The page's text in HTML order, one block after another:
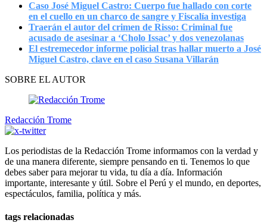
Caso José Miguel Castro: Cuerpo fue hallado con corte
en el cuello en un charco de sangre y Fiscalía investiga
Traerán el autor del crimen de Risso: Criminal fue
acusado de asesinar a ‘Cholo Issac’ y dos venezolanas
El estremecedor informe policial tras hallar muerto a José
Miguel Castro, clave en el caso Susana Villarán
SOBRE EL AUTOR
Redacción Trome
Los periodistas de la Redacción Trome informamos con la verdad y
de una manera diferente, siempre pensando en ti. Tenemos lo que
debes saber para mejorar tu vida, tu día a día. Información
importante, interesante y útil. Sobre el Perú y el mundo, en deportes,
espectáculos, familia, política y más.
tags relacionadas